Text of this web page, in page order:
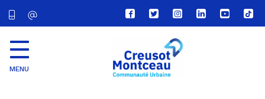
Lien
vers
compte
Facebook
Lien
vers
compte
Twitter
Lien
vers
le
compte
Lien
vers
Lien
vers
Lien
vers
MENU